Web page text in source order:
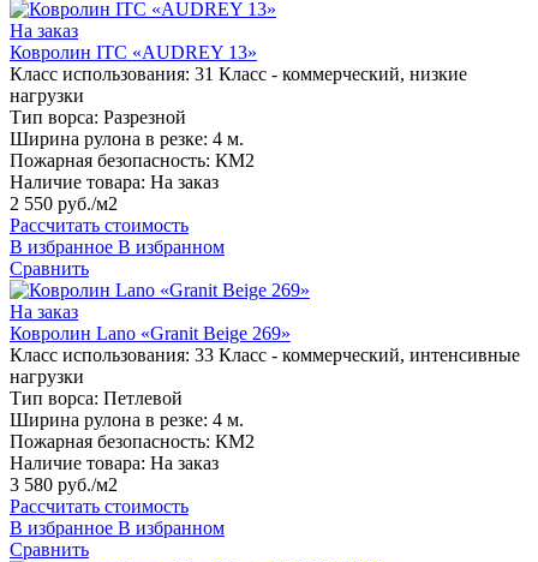
На заказ
Ковролин ITC «AUDREY 13»
Класс использования: 31 Класс - коммерческий, низкие
нагрузки
Тип ворса: Разрезной
Ширина рулона в резке: 4 м.
Пожарная безопасность: КМ2
Наличие товара: На заказ
2 550 руб./м2
Рассчитать стоимость
В избранное В избранном
Сравнить
На заказ
Ковролин Lano «Granit Beige 269»
Класс использования: 33 Класс - коммерческий, интенсивные
нагрузки
Тип ворса: Петлевой
Ширина рулона в резке: 4 м.
Пожарная безопасность: КМ2
Наличие товара: На заказ
3 580 руб./м2
Рассчитать стоимость
В избранное В избранном
Сравнить